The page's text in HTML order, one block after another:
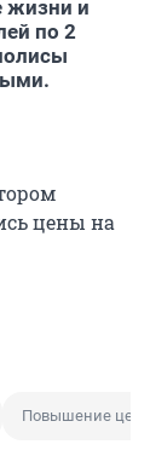
жизни и
по 2
цены на
Повышение